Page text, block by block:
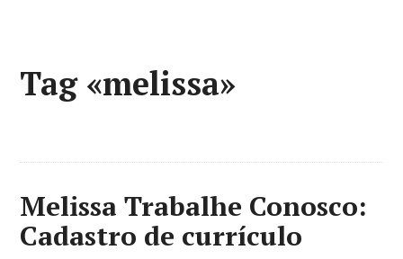
Tag «melissa»
Melissa Trabalhe Conosco:
Cadastro de currículo